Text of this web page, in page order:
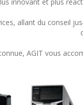
allant du conseil
AGIT vous